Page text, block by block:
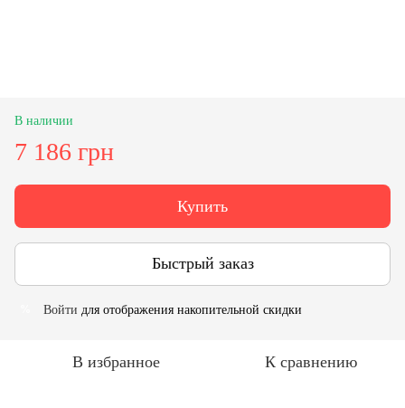
В наличии
7 186 грн
Купить
Быстрый заказ
Войти для отображения накопительной скидки
В избранное К сравнению